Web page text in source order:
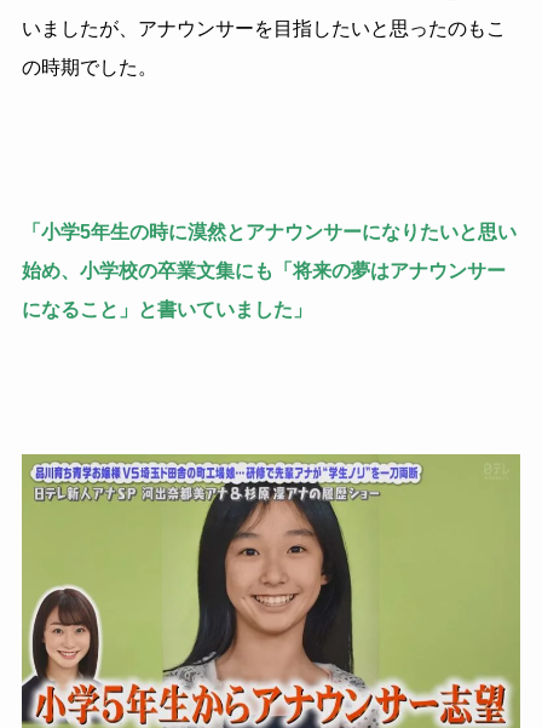
いましたが、アナウンサーを目指したいと思ったのもこ
の時期でした。
「小学5年生の時に漠然とアナウンサーになりたいと思い
始め、小学校の卒業文集にも「将来の夢はアナウンサー
になること」と書いていました」